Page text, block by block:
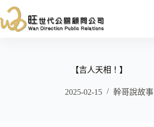
至
主
【吉人天相！】
2025-02-15 幹哥說故事